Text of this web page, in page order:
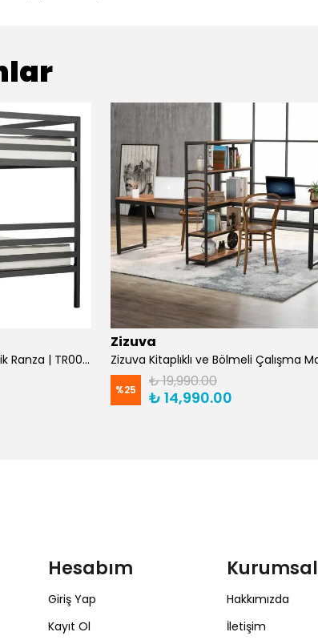
Zizuva Siyah Metal 2 Kişilik Ranza | TR0011-F
Zizuva
%25 ₺ 19,990.00
₺ 14,990.00
Hesabım
Giriş Yap
Kayıt Ol
Kurumsal
Hakkımızda
İletişim